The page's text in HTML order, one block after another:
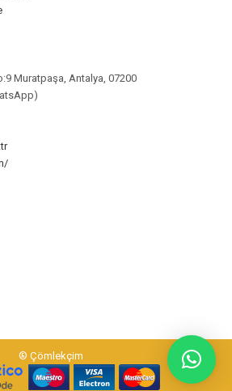
Muratpaşa, Antalya, 07200
® Çömlekçim